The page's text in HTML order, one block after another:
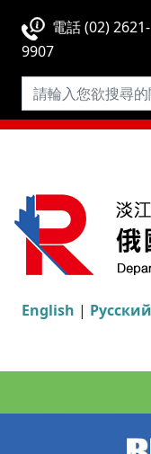
電話 (02)
9907
English | Русский